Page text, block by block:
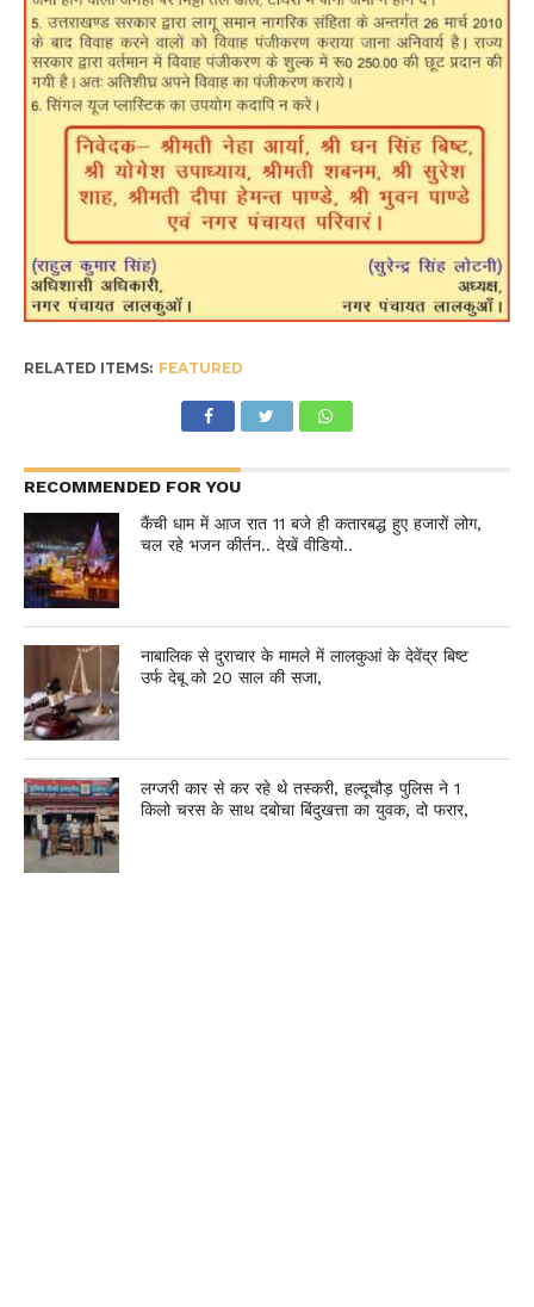
RELATED ITEMS: FEATURED
RECOMMENDED FOR YOU
कैंची धाम में आज रात 11 बजे ही कतारबद्ध हुए हजारों लोग,
चल रहे भजन कीर्तन.. देखें वीडियो..
नाबालिक से दुराचार के मामले में लालकुआं के देवेंद्र बिष्ट
उर्फ देबू को 20 साल की सजा,
लग्जरी कार से कर रहे थे तस्करी, हल्दूचौड़ पुलिस ने 1
किलो चरस के साथ दबोचा बिंदुखत्ता का युवक, दो फरार,